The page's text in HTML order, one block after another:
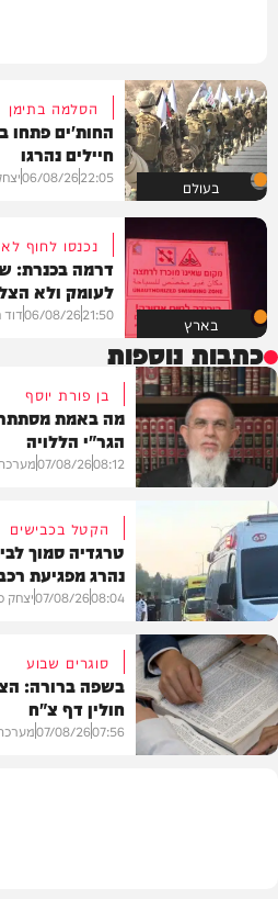
בעולם
הסלמה בתימן
החות'ים פתחו
חיילים נהרגו
22:05
06/08/26
בארץ
נכנסו לחוף
דרמה בכנרת:
לעומק ולא
21:50
06/08/26
כתבות נוספות
וידאו
בן פורת יוסף
מה באמת מסתתר
הגר"י הללויה
08:12
07/08/26
בארץ
הקטל בכבישים
טרגדיה סמוך
נהרג מפגיעת
08:04
07/08/26יצחק
סוגרים שבוע
בשפה ברורה:
חולין דף צ"ח
07:56
07/08/26